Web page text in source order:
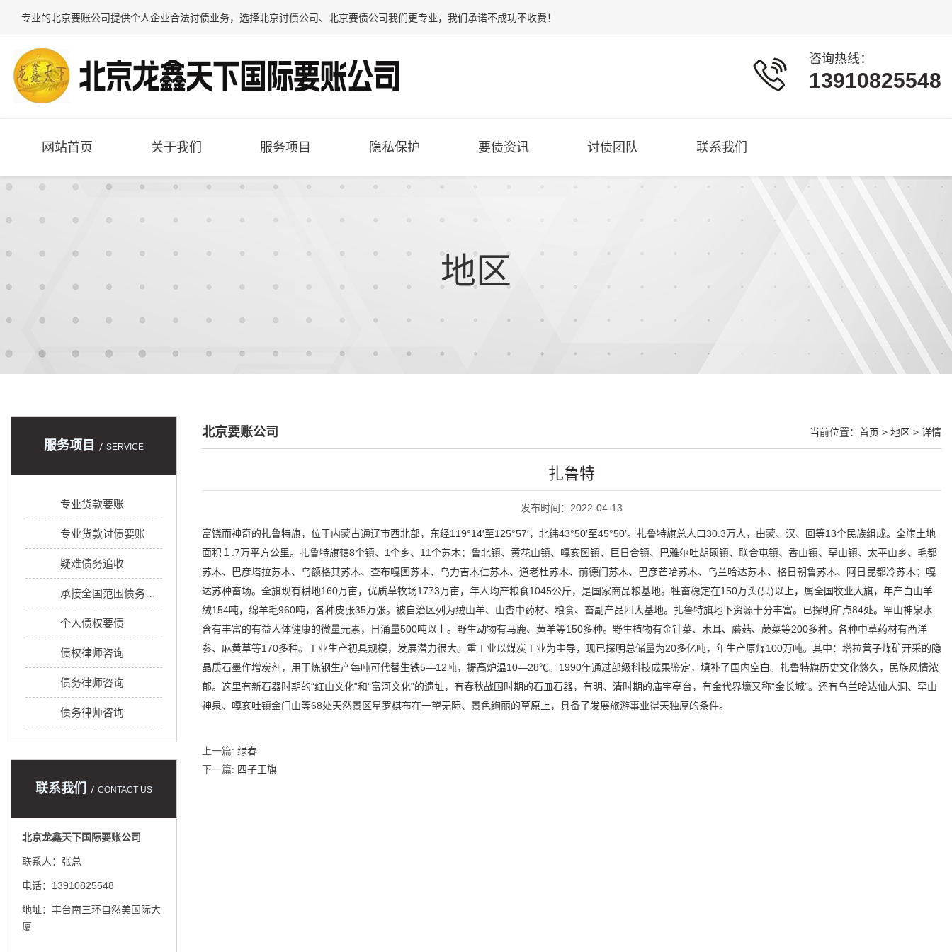
专业的北京要账公司提供个人企业合法讨债业务，选择北京讨债公司、 北京要债公司我们更专业，我们承诺不成功不收费！
咨询热线：
13910825548
网站首页 关于我们 服务项目 隐私保护 要债资讯 讨债团队 联系我们
地区
服务项目 SERVICE
专业货款要账
专业货款讨债要账
疑难债务追收
承接全国范围债务追收
个人债权要债
债权律师咨询
债务律师咨询
债务律师咨询
联系我们 CONTACT US
北京龙鑫天下国际要账公司
联系人：张总
电话：13910825548
地址：丰台南三环自然美国际大
厦
北京要账公司 当前位置： 首页 > 地区 > 详情
扎鲁特
发布时间：2022-04-13
富饶而神奇的扎鲁特旗，位于内蒙古通辽市西北部，东经119°14′至125°57′，北纬43°50′至45°50′。扎鲁特旗总人口30.3万人，由蒙、汉、回等13个民族组成。全旗土地
面积１.7万平方公里。扎鲁特旗辖8个镇、1个乡、11个苏木：鲁北镇、黄花山镇、嘎亥图镇、巨日合镇、巴雅尔吐胡硕镇、联合屯镇、香山镇、罕山镇、太平山乡、毛都
苏木、巴彦塔拉苏木、乌额格其苏木、查布嘎图苏木、乌力吉木仁苏木、道老杜苏木、前德门苏木、巴彦芒哈苏木、乌兰哈达苏木、格日朝鲁苏木、阿日昆都冷苏木；嘎
达苏种畜场。全旗现有耕地160万亩，优质草牧场1773万亩，年人均产粮食1045公斤，是国家商品粮基地。牲畜稳定在150万头(只)以上，属全国牧业大旗，年产白山羊
绒154吨，绵羊毛960吨，各种皮张35万张。被自治区列为绒山羊、山杏中药材、粮食、畜副产品四大基地。扎鲁特旗地下资源十分丰富。已探明矿点84处。罕山神泉水
含有丰富的有益人体健康的微量元素，日涌量500吨以上。野生动物有马鹿、黄羊等150多种。野生植物有金针菜、木耳、蘑菇、蕨菜等200多种。各种中草药材有西洋
参、麻黄草等170多种。工业生产初具规模，发展潜力很大。重工业以煤炭工业为主导，现已探明总储量为20多亿吨，年生产原煤100万吨。其中：塔拉营子煤矿开采的隐
晶质石墨作增炭剂，用于炼钢生产每吨可代替生铁5—12吨，提高炉温10—28℃。1990年通过部级科技成果鉴定，填补了国内空白。扎鲁特旗历史文化悠久，民族风情浓
郁。这里有新石器时期的“红山文化”和“富河文化”的遗址，有春秋战国时期的石皿石器，有明、清时期的庙宇亭台，有金代界壕又称“金长城”。还有乌兰哈达仙人洞、罕山
神泉、嘎亥吐镇金门山等68处天然景区星罗棋布在一望无际、景色绚丽的草原上，具备了发展旅游事业得天独厚的条件。
上一篇: 绿春
下一篇: 四子王旗